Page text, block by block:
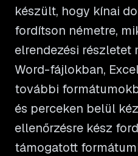
készült, hogy kínai
fordítson németre,
elrendezési részletet
Word-fájlokban,
további
és perceken belül
ellenőrzésre kész
támogatott